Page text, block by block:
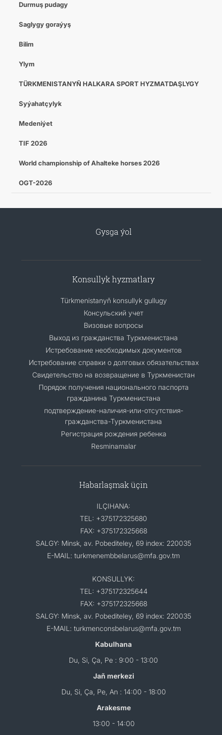
Durmuş pudagy
Saglygy goraýyş
Bilim
Ylym
TÜRKMENISTANYŇ HALKARA SPORT HYZMATDAŞLYGY
Syýahatçylyk
Medeniýet
TIF 2026
World championship of Ahalteke horses 2026
OGT-2026
Gysga ýol
Konsullyk hyzmatlary
Türkmenistanyň konsullyk gullugy
Консульский учет
Визовые вопросы
Выход из гражданства Туркменистана
Истребование необходимых документов
Истребование справки о долговых обязательствах
Свидетельство на возвращение в Туркменистан
Порядок получения национального паспорта
гражданина Туркменистана
подтверждение-наличия-или-отсутствия-
гражданства-Туркменистана
Регистрация рождения ребенка
Resminamalar
Habarlaşmak üçin
ILÇIHANA:
TEL: +375172325680
FAX: +375172325668
SALGY: Minsk, av. Pobediteley, 69 index: 220035
E-MAIL: turkmenembbelarus@mfa.gov.tm
KONSULLYK:
TEL: +375172325644
FAX: +375172325668
SALGY: Minsk, av. Pobediteley, 69 index: 220035
E-MAIL: turkmenconsbelarus@mfa.gov.tm
Kabulhana
Du, Si, Ça, Pe : 9:00 - 13:00
Jaň merkezi
Du, Si, Ça, Pe, An : 14:00 - 18:00
Arakesme
13:00 - 14:00